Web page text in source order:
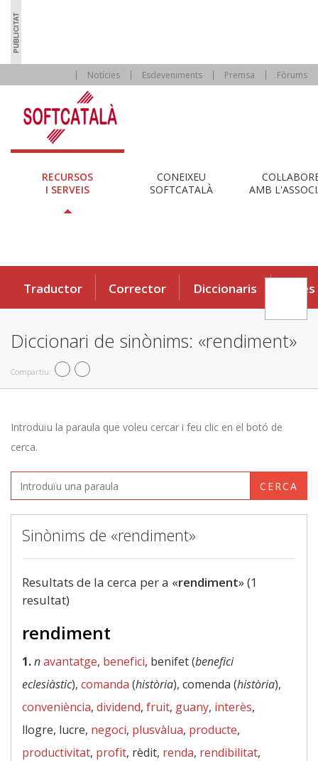
Notícies Esdeveniments Premsa Fòrums
RECURSOS
I SERVEIS
CONEIXEU
SOFTCATALÀ
AMB
Traductor Corrector Diccionaris Eines
Diccionari de sinònims: «rendiment»
Compartiu
Introduïu la paraula que voleu cercar i feu clic en el botó de
cerca.
CERCA
Sinònims de «rendiment»
Resultats de la cerca per a «rendiment» (1
resultat)
rendiment
1.navantatge, benefici, benifet (benefici
eclesiàstic), comanda (història), comenda (història),
conveniència, dividend, fruit, guany, interès,
llogre, lucre, negoci, plusvàlua, producte,
productivitat, profit, rèdit, renda, rendibilitat,